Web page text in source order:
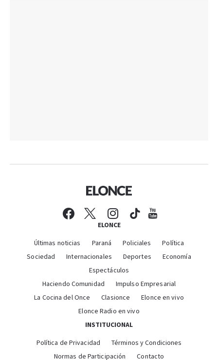
ELONCE
Últimas noticias Paraná Policiales
Política
Sociedad
Internacionales Deportes
Economía
Espectáculos
Haciendo Comunidad
Impulso Empresarial
La Cocina del Once
Clasionce
Elonce en vivo
Elonce Radio en vivo
INSTITUCIONAL
Política de Privacidad
Términos y Condiciones
Normas de Participación
Contacto